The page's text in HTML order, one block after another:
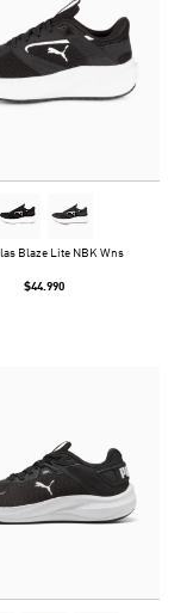
Blaze Lite NBK Wns
$44.990